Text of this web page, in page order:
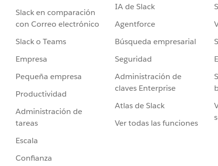
Slack en comparación
con Correo electrónico
Slack o Teams
Empresa
Pequeña empresa
Productividad
Administración de
tareas
Escala
Confianza
IA de Slack
Agentforce
Búsqueda empresarial
Seguridad
Administración de
claves Enterprise
Atlas de Slack
Ver todas las funciones